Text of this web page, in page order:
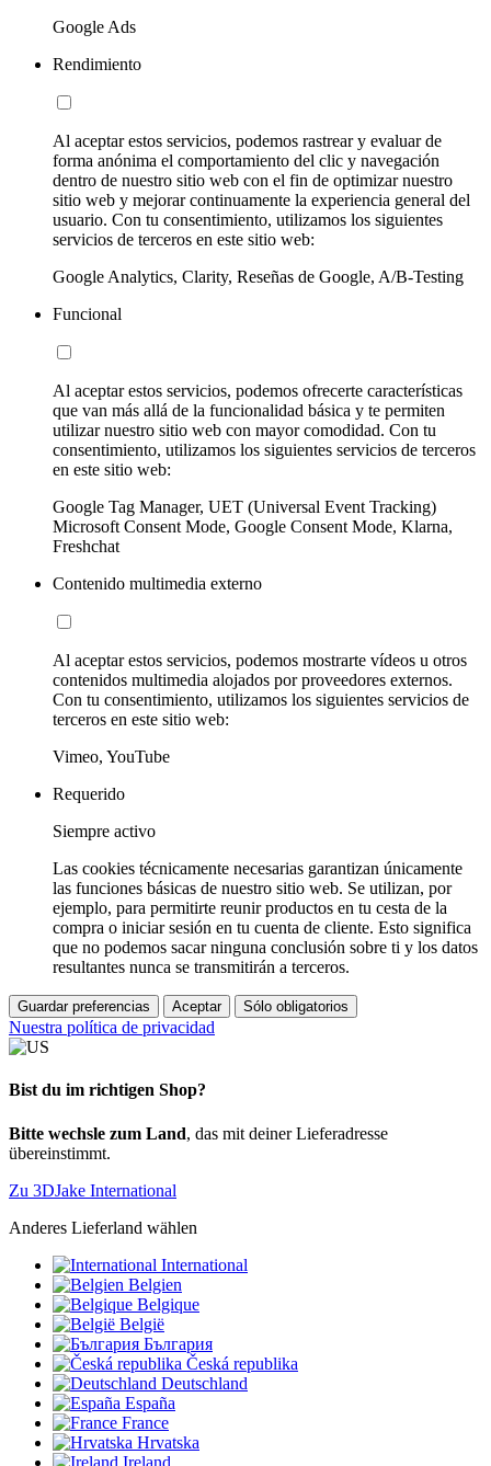
Google Ads
Rendimiento
Al aceptar estos servicios, podemos rastrear y evaluar de
forma anónima el comportamiento del clic y navegación
dentro de nuestro sitio web con el fin de optimizar nuestro
sitio web y mejorar continuamente la experiencia general del
usuario. Con tu consentimiento, utilizamos los siguientes
servicios de terceros en este sitio web:
Google Analytics, Clarity, Reseñas de Google, A/B-Testing
Funcional
Al aceptar estos servicios, podemos ofrecerte características
que van más allá de la funcionalidad básica y te permiten
utilizar nuestro sitio web con mayor comodidad. Con tu
consentimiento, utilizamos los siguientes servicios de terceros
en este sitio web:
Google Tag Manager, UET (Universal Event Tracking)
Microsoft Consent Mode, Google Consent Mode, Klarna,
Freshchat
Contenido multimedia externo
Al aceptar estos servicios, podemos mostrarte vídeos u otros
contenidos multimedia alojados por proveedores externos.
Con tu consentimiento, utilizamos los siguientes servicios de
terceros en este sitio web:
Vimeo, YouTube
Requerido
Siempre activo
Las cookies técnicamente necesarias garantizan únicamente
las funciones básicas de nuestro sitio web. Se utilizan, por
ejemplo, para permitirte reunir productos en tu cesta de la
compra o iniciar sesión en tu cuenta de cliente. Esto significa
que no podemos sacar ninguna conclusión sobre ti y los datos
resultantes nunca se transmitirán a terceros.
Guardar preferencias Aceptar Sólo obligatorios
Nuestra política de privacidad
Bist du im richtigen Shop?
Bitte wechsle zum Land, das mit deiner Lieferadresse
übereinstimmt.
Zu 3DJake International
Anderes Lieferland wählen
International
Belgien
Belgique
België
България
Česká republika
Deutschland
España
France
Hrvatska
Ireland